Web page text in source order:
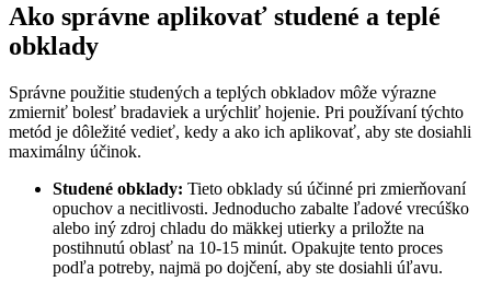
Ako správne aplikovať studené a teplé
obklady
Správne použitie studených a teplých obkladov môže výrazne
zmierniť bolesť bradaviek a urýchliť hojenie. Pri používaní týchto
metód je dôležité vedieť, kedy a ako ich aplikovať, aby ste dosiahli
maximálny účinok.
Studené obklady: Tieto obklady sú účinné pri zmierňovaní
opuchov a necitlivosti. Jednoducho zabalte ľadové vrecúško
alebo iný zdroj chladu do mäkkej utierky a priložte na
postihnutú oblasť na 10-15 minút. Opakujte tento proces
podľa potreby, najmä po dojčení, aby ste dosiahli úľavu.